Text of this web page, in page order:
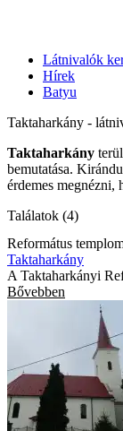
Látnivalók
Hírek
Batyu
Taktaharkány -
Taktaharkány
bemutatása.
érdemes megnézni,
Találatok (4)
Református
Taktaharkány
A Taktaharkányi
Bővebben